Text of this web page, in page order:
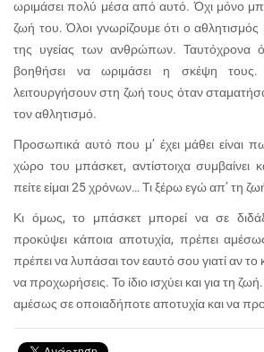
ωριμάσει πολύ μέσα από αυτό. Όχι μόνο
ζωή του. Όλοι γνωρίζουμε ότι ο
της υγείας των ανθρώπων. Ταυτόχρονα
βοηθήσει να ωριμάσει η σκέψη
λειτουργήσουν στη ζωή τους όταν
τον αθλητισμό.
Προσωπικά αυτό που μ’ έχει μάθει είναι
χώρο του μπάσκετ, αντίστοιχα
πείτε είμαι 25 χρόνων… Τι ξέρω εγώ απ’ τη
Κι όμως, το μπάσκετ μπορεί να σε
προκύψει κάποια αποτυχία, πρέπει
πρέπει να λυπάσαι τον εαυτό σου γιατί αν το
να προχωρήσεις. Το ίδιο ισχύει και για τη
αμέσως σε οποιαδήποτε αποτυχία και να